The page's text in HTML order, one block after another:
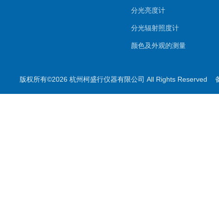
分光亮度计
分光辐射照度计
颜色及外观的测量
印刷用测量
版权所有©2026 杭州柯盛行仪器有限公司 All Rights Reserved